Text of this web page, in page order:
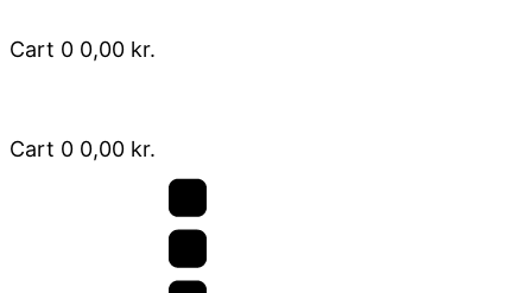
Cart 0 0,00 kr.
Cart 0 0,00 kr.